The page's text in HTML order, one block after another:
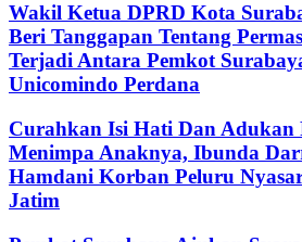
Wakil Ketua DPRD Kota
Beri Tanggapan Tentang
Terjadi Antara Pemkot
Unicomindo Perdana
Curahkan Isi Hati Dan Adukan
Menimpa Anaknya, Ibunda
Hamdani Korban Peluru
Jatim